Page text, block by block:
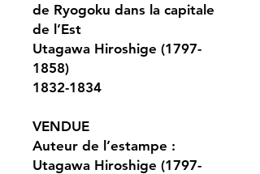
de Ryogoku dans la capitale
de l’Est
Utagawa Hiroshige (1797-
1858)
1832-1834
VENDUE
Auteur de l’estampe :
Utagawa Hiroshige (1797-